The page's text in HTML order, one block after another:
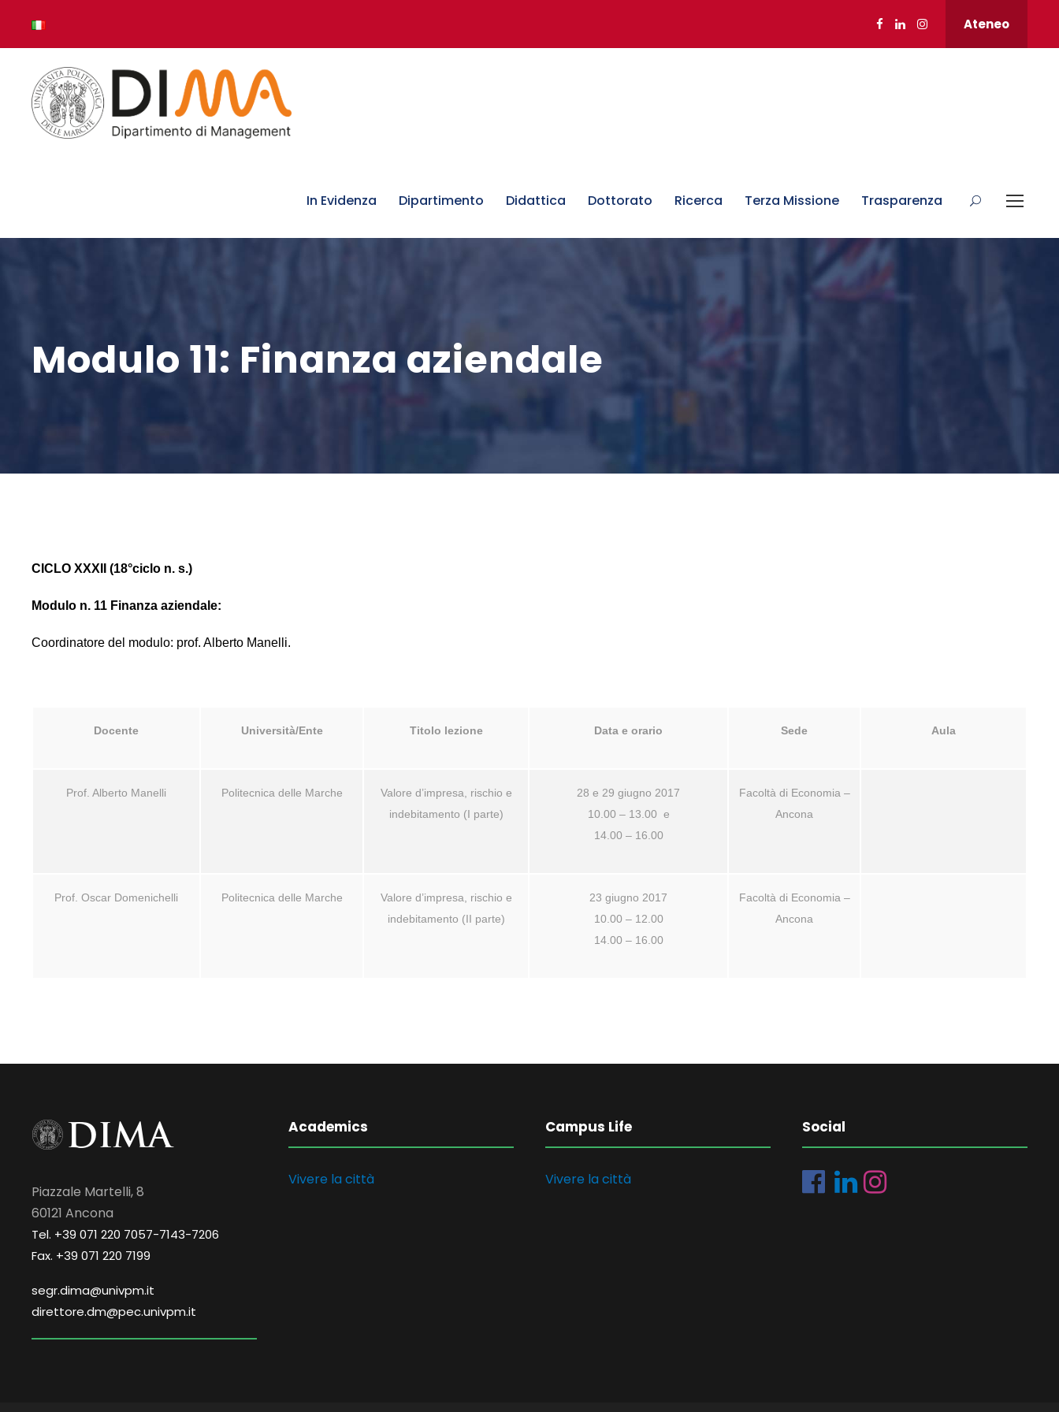
Ateneo
In Evidenza Dipartimento Didattica Dottorato Ricerca Terza Missione Trasparenza
Modulo 11: Finanza aziendale
CICLO XXXII (18°ciclo n. s.)
Modulo n. 11 Finanza aziendale:
Coordinatore del modulo: prof. Alberto Manelli.
Docente Università/Ente Titolo lezione Data e orario Sede Aula
Prof. Alberto Manelli Politecnica delle Marche
Valore d’impresa, rischio e
indebitamento (I parte)
28 e 29 giugno 2017
10.00 – 13.00 e
14.00 – 16.00
Facoltà di Economia –
Ancona
Prof. Oscar Domenichelli Politecnica delle Marche
Valore d’impresa, rischio e
indebitamento (II parte)
23 giugno 2017
10.00 – 12.00
14.00 – 16.00
Facoltà di Economia –
Ancona
Piazzale Martelli, 8
60121 Ancona
Tel. +39 071 220 7057-7143-7206
Fax. +39 071 220 7199
segr.dima@univpm.it
direttore.dm@pec.univpm.it
Academics
Vivere la città
Campus Life
Vivere la città
Social